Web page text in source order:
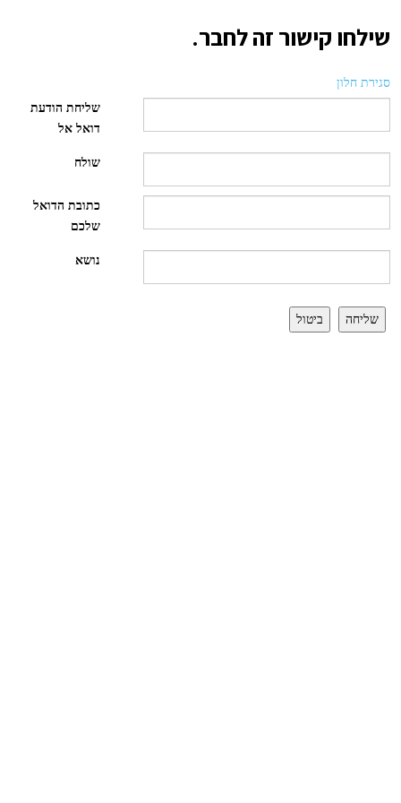
שילחו קישור זה לחבר.
סגירת חלון
שליחת הודעת
דואל אל
שולח
כתובת הדואל
שלכם
נושא
שליחה ביטול